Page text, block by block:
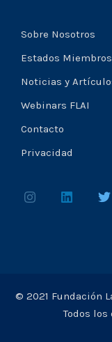
Sobre Nosotros
Estados Miembros
Noticias y
Webinars FLAI
Contacto
Privacidad
© 2021 Fundación
Todos los